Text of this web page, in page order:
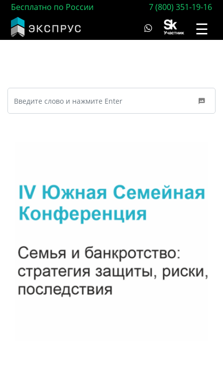
Бесплатно по России 7 (800) 351-19-16
☰